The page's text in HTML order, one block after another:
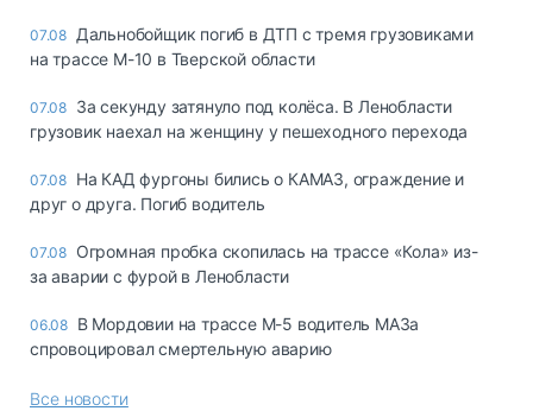
07.08 Дальнобойщик погиб в ДТП с тремя грузовиками
на трассе М-10 в Тверской области
07.08 За секунду затянуло под колёса. В Ленобласти
грузовик наехал на женщину у пешеходного перехода
07.08 На КАД фургоны бились о КАМАЗ, ограждение и
друг о друга. Погиб водитель
07.08 Огромная пробка скопилась на трассе «Кола» из-
за аварии с фурой в Ленобласти
06.08 В Мордовии на трассе М-5 водитель МАЗа
спровоцировал смертельную аварию
Все новости